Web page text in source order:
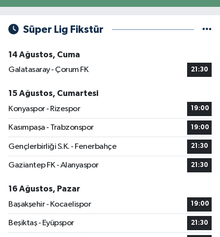
Süper Lig Fikstür
14 Ağustos, Cuma
Galatasaray - Çorum FK
21:30
15 Ağustos, Cumartesi
Konyaspor - Rizespor
19:00
Kasımpaşa - Trabzonspor 19:00
Gençlerbirliği S.K. - Fenerbahçe 21:30
Gaziantep FK - Alanyaspor 21:30
16 Ağustos, Pazar
Başakşehir - Kocaelispor
19:00
Beşiktaş - Eyüpspor 21:30